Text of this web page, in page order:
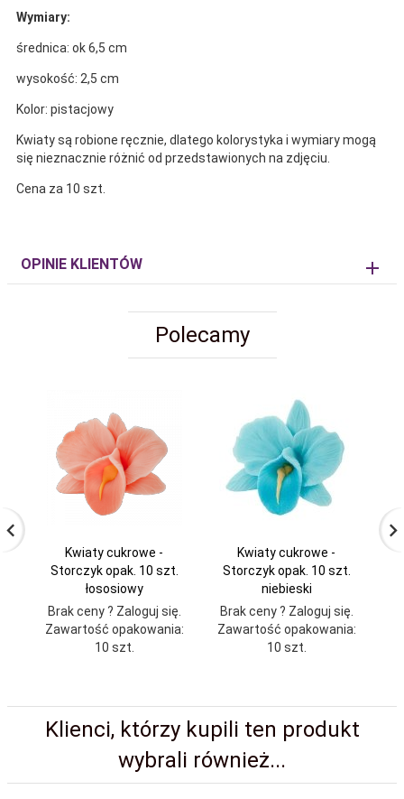
Wymiary:
średnica: ok 6,5 cm
wysokość: 2,5 cm
Kolor: pistacjowy
Kwiaty są robione ręcznie, dlatego kolorystyka i wymiary mogą
się nieznacznie różnić od przedstawionych na zdjęciu.
Cena za 10 szt.
OPINIE KLIENTÓW
Polecamy
Kwiaty cukrowe -
Storczyk opak. 10 szt.
łososiowy
Brak ceny ? Zaloguj się.
Zawartość opakowania:
10 szt.
Kwiaty cukrowe -
Storczyk opak. 10 szt.
niebieski
Brak ceny ? Zaloguj się.
Zawartość opakowania:
10 szt.
Klienci, którzy kupili ten produkt
wybrali również...